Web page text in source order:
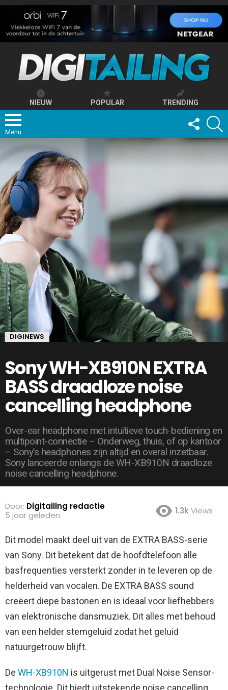
NIEUW POPULAR TRENDING
Menu
FOLLOW
US
DIGINEWS
Sony WH-XB910N EXTRA
BASS draadloze noise
cancelling headphone
Over-ear headphone met intuïtieve touch-bediening en
multipoint-connectie – Onderweg, thuis, of op kantoor
– Sony’s headphones zijn altijd en overal inzetbaar.
Sony lanceerde onlangs de WH-XB910N draadloze
noise cancelling headphone.
Door: Digitailing redactie
5 jaar geleden
1.3kViews
Dit model maakt deel uit van de EXTRA BASS-serie
van Sony. Dit betekent dat de hoofdtelefoon alle
basfrequenties versterkt zonder in te leveren op de
helderheid van vocalen. De EXTRA BASS sound
creëert diepe bastonen en is ideaal voor liefhebbers
van elektronische dansmuziek. Dit alles met behoud
van een helder stemgeluid zodat het geluid
natuurgetrouw blijft.
De WH-XB910N is uitgerust met Dual Noise Sensor-
technologie. Dit biedt uitstekende noise cancelling